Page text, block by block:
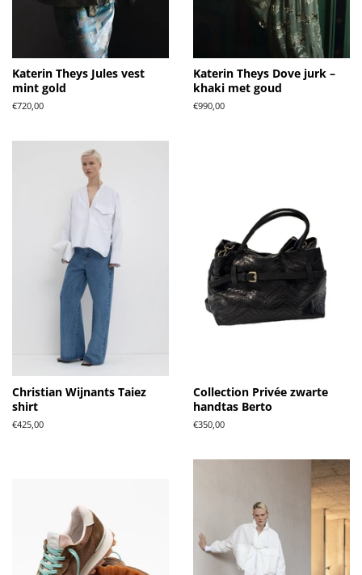
Katerin Theys Jules vest
mint gold
Normale
€720,00
Katerin Theys Dove jurk –
khaki met goud
Normale
€990,00
Christian Wijnants Taiez
shirt
Normale
€425,00
Collection Privée zwarte
handtas Berto
Normale
€350,00